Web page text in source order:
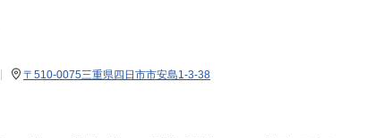
〒510-0075三重県四日市市安島1-3-38